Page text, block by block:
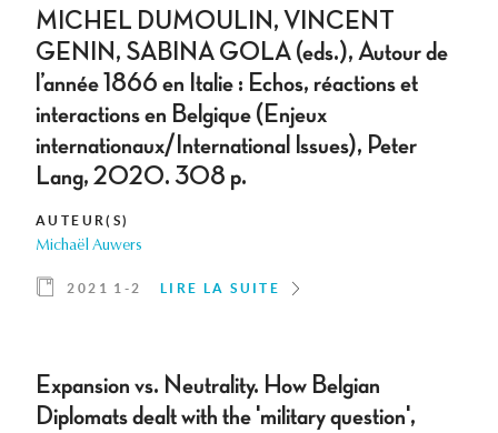
MICHEL DUMOULIN, VINCENT
GENIN, SABINA GOLA (eds.), Autour de
l’année 1866 en Italie : Echos, réactions et
interactions en Belgique (Enjeux
internationaux/International Issues), Peter
Lang, 2020. 308 p.
AUTEUR(S)
Michaël Auwers
2021 1-2 LIRE LA SUITE
Expansion vs. Neutrality. How Belgian
Diplomats dealt with the 'military question',